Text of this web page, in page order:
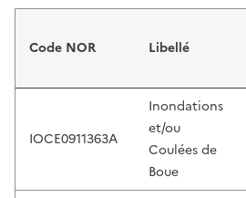
Code NOR Libellé
IOCE0911363A
Inondations
et/ou
Coulées de
Boue